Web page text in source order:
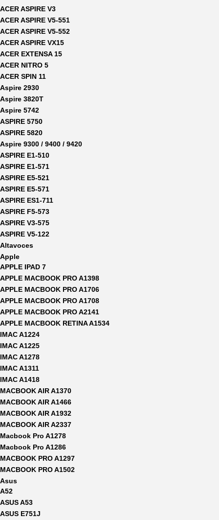
ACER ASPIRE V3
ACER ASPIRE V5-551
ACER ASPIRE V5-552
ACER ASPIRE VX15
ACER EXTENSA 15
ACER NITRO 5
ACER SPIN 11
Aspire 2930
Aspire 3820T
Aspire 5742
ASPIRE 5750
ASPIRE 5820
Aspire 9300 / 9400 / 9420
ASPIRE E1-510
ASPIRE E1-571
ASPIRE E5-521
ASPIRE E5-571
ASPIRE ES1-711
ASPIRE F5-573
ASPIRE V3-575
ASPIRE V5-122
Altavoces
Apple
APPLE IPAD 7
APPLE MACBOOK PRO A1398
APPLE MACBOOK PRO A1706
APPLE MACBOOK PRO A1708
APPLE MACBOOK PRO A2141
APPLE MACBOOK RETINA A1534
IMAC A1224
IMAC A1225
IMAC A1278
IMAC A1311
IMAC A1418
MACBOOK AIR A1370
MACBOOK AIR A1466
MACBOOK AIR A1932
MACBOOK AIR A2337
Macbook Pro A1278
Macbook Pro A1286
MACBOOK PRO A1297
MACBOOK PRO A1502
Asus
A52
ASUS A53
ASUS E751J